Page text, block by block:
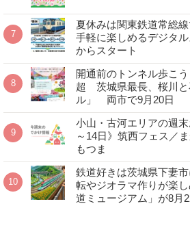
夏休みは関東鉄道常総
手軽に楽しめるデジタ
からスタート
開通前のトンネル歩こ
超 茨城県最長、桜川と
ル」 両市で9月20日
小山・古河エリアの週
～14日》筑西フェス／
もつま
鉄道好きは茨城県下妻
転やジオラマ作りが楽
道ミュージアム」が8月